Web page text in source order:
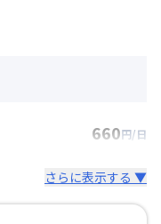
660円/日
さらに表示する ▼